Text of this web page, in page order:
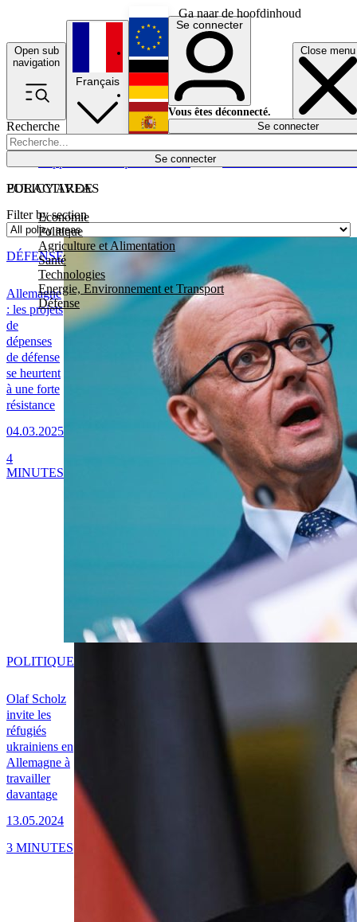
Ga naar de hoofdinhoud
Open sub
navigation
Close menu
Recherche
Se connecter
POLICY AREAS
Economie
Politique
Agriculture et Alimentation
Santé
Technologies
Energie, Environnement et Transport
Défense
Économie
Français
English
Deutsch
Español
Se connecter
Vous êtes déconnecté.
Se connecter
EURACTIV.DE
Filter by section
Allemagne
: les projets
de
dépenses
de défense
se heurtent
à une forte
résistance
04.03.2025
DÉFENSE
4
MINUTES
Olaf Scholz
invite les
réfugiés
ukrainiens en
Allemagne à
travailler
davantage
13.05.2024
POLITIQUE
3 MINUTES